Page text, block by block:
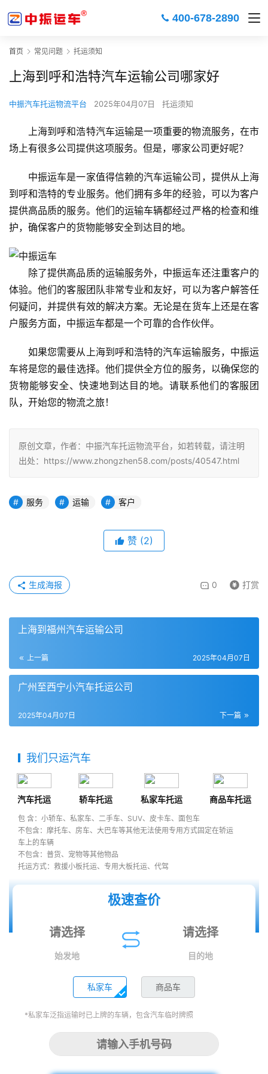
400-678-2890
首页 常见问题 托运须知
上海到呼和浩特汽车运输公司哪家好
中振汽车托运物流平台 2025年04月07日 托运须知
上海到呼和浩特汽车运输是一项重要的物流服务，在市
场上有很多公司提供这项服务。但是，哪家公司更好呢？
中振运车是一家值得信赖的汽车运输公司，提供从上海
到呼和浩特的专业服务。他们拥有多年的经验，可以为客户
提供高品质的服务。他们的运输车辆都经过严格的检查和维
护，确保客户的货物能够安全到达目的地。
除了提供高品质的运输服务外，中振运车还注重客户的
体验。他们的客服团队非常专业和友好，可以为客户解答任
何疑问，并提供有效的解决方案。无论是在货车上还是在客
户服务方面，中振运车都是一个可靠的合作伙伴。
如果您需要从上海到呼和浩特的汽车运输服务，中振运
车将是您的最佳选择。他们提供全方位的服务，以确保您的
货物能够安全、快速地到达目的地。请联系他们的客服团
队，开始您的物流之旅！
原创文章，作者：中振汽车托运物流平台，如若转载，请注明
出处：https://www.zhongzhen58.com/posts/40547.html
服务 运输 客户
赞 (2)
0 打赏
生成海报
上海到福州汽车运输公司
上一篇 2025年04月07日
广州至西宁小汽车托运公司
下一篇
2025年04月07日
我们只运汽车
汽车托运 轿车托运 私家车托运 商品车托运
包 含：小轿车、私家车、二手车、SUV、皮卡车、面包车
不包含：摩托车、房车、大巴车等其他无法使用专用方式固定在轿运
车上的车辆
不包含：普货、宠物等其他物品
托运方式：救援小板托运、专用大板托运、代驾
极速查价
始发地 目的地
私家车 商品车
*私家车泛指运输时已上牌的车辆，包含汽车临时牌照